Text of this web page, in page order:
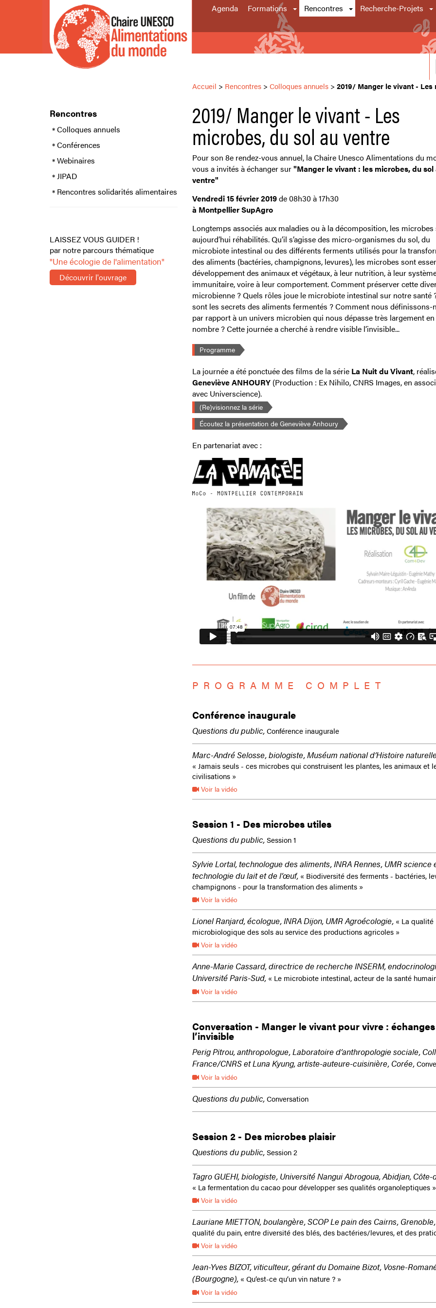
Agenda Formations Rencontres Recherche-Projets
Rencontres
Colloques annuels
Conférences
Webinaires
JIPAD
Rencontres solidarités alimentaires
LAISSEZ VOUS GUIDER !
par notre parcours thématique
"Une écologie de l'alimentation"
Découvrir l'ouvrage
Accueil > Rencontres> Colloques annuels> 2019/ Manger le vivant -
2019/ Manger le vivant - Les
microbes, du sol au ventre
Pour son 8e rendez-vous annuel, la Chaire Unesco Alimentations du
vous a invités à échanger sur"Manger le vivant : les microbes, du sol
ventre"
Vendredi 15 février 2019de 08h30 à 17h30
à Montpellier SupAgro
Longtemps associés aux maladies ou à la décomposition, les microbes
aujourd’hui réhabilités. Qu’il s’agisse des micro-organismes du sol, du
microbiote intestinal ou des différents ferments utilisés pour la
des aliments (bactéries, champignons, levures), les microbes sont
développement des animaux et végétaux, à leur nutrition, à leur
immunitaire, voire à leur comportement. Comment préserver cette
microbienne ? Quels rôles joue le microbiote intestinal sur notre santé
sont les secrets des aliments fermentés ? Comment nous définissons-
par rapport à un univers microbien qui nous dépasse très largement en
nombre ? Cette journée a cherché à rendre visible l’invisible...
Programme
La journée a été ponctuée des films de la série La Nuit du Vivant,
Geneviève ANHOURY(Production : Ex Nihilo, CNRS Images, en
avec Universcience).
(Re)visionnez la série
Écoutez la présentation de Geneviève Anhoury
En partenariat avec :
PROGRAMME COMPLET
Conférence inaugurale
Questions du public,Conférence inaugurale
Marc-André Selosse, biologiste, Muséum national d’Histoire
« Jamais seuls - ces microbes qui construisent les plantes, les animaux et
civilisations »
Voir la vidéo
Session 1 - Des microbes utiles
Questions du public,Session 1
Sylvie Lortal, technologue des aliments, INRA Rennes, UMR science
technologie du lait et de l’œuf,« Biodiversité des ferments - bactéries,
champignons - pour la transformation des aliments »
Voir la vidéo
Lionel Ranjard, écologue, INRA Dijon, UMR Agroécologie,« La qualité
microbiologique des sols au service des productions agricoles »
Voir la vidéo
Anne-Marie Cassard, directrice de recherche INSERM,
Université Paris-Sud,« Le microbiote intestinal, acteur de la santé
Voir la vidéo
Conversation - Manger le vivant pour vivre :
l’invisible
Perig Pitrou, anthropologue, Laboratoire d’anthropologie sociale,
France/CNRS et Luna Kyung, artiste-auteure-cuisinière, Corée,
Voir la vidéo
Questions du public,Conversation
Session 2 - Des microbes plaisir
Questions du public,Session 2
Tagro GUEHI, biologiste, Université Nangui Abrogoua, Abidjan, Côte-
« La fermentation du cacao pour développer ses qualités organoleptiques »
Voir la vidéo
Lauriane MIETTON, boulangère, SCOP Le pain des Cairns, Grenoble,
qualité du pain, entre diversité des blés, des bactéries/levures, et des
Voir la vidéo
Jean-Yves BIZOT, viticulteur, gérant du Domaine Bizot, Vosne-
(Bourgogne),« Qu’est-ce qu’un vin nature ? »
Voir la vidéo